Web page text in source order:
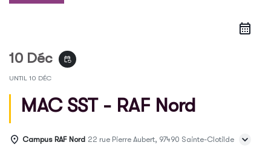
10 Déc event_repeat
UNTIL 10 DÉC
MAC SST - RAF Nord
Campus RAF Nord 22 rue Pierre Aubert, 97490 Sainte-Clotilde